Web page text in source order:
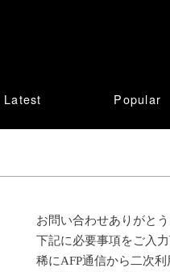
Latest Popular
お問い合わせありがとう
下記に必要事項をご入
稀にAFP通信から二次